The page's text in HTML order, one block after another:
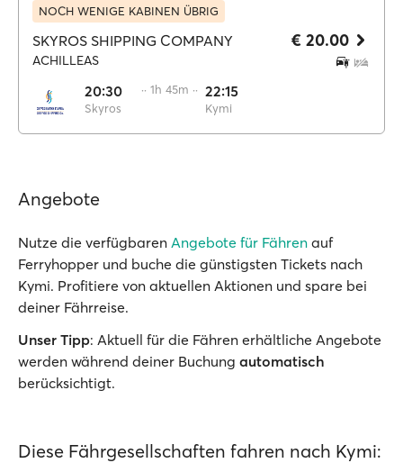
NOCH WENIGE KABINEN ÜBRIG
SKYROS SHIPPING COMPANY
ACHILLEAS
20:30
Skyros
·· 1h 45m ·· 22:15
Kymi
€ 20.00
Angebote
Nutze die verfügbaren Angebote für Fähren auf
Ferryhopper und buche die günstigsten Tickets nach
Kymi. Profitiere von aktuellen Aktionen und spare bei
deiner Fährreise.
Unser Tipp: Aktuell für die Fähren erhältliche Angebote
werden während deiner Buchung automatisch
berücksichtigt.
Diese Fährgesellschaften fahren nach Kymi: